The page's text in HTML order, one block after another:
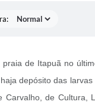
de Itapuã no
depósito das
de